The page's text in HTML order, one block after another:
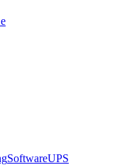
SoftwareUPS